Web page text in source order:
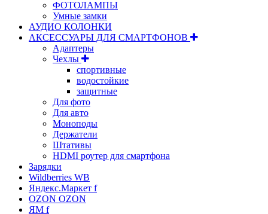
ФОТОЛАМПЫ
Умные замки
АУДИО КОЛОНКИ
АКСЕССУАРЫ ДЛЯ СМАРТФОНОВ
Адаптеры
Чехлы
спортивные
водостойкие
защитные
Для фото
Для авто
Моноподы
Держатели
Штативы
HDMI роутер для смартфона
Зарядки
Wildberries WB
Яндекс.Маркет f
OZON OZON
ЯМ f